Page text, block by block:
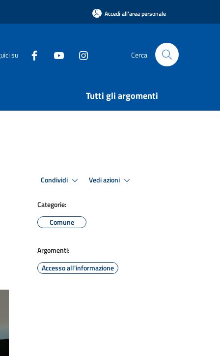
Accedi all'area personale
su Cerca
Tutti gli argomenti
Condividi Vedi azioni
Categorie:
Comune
Argomenti:
Accesso all'informazione